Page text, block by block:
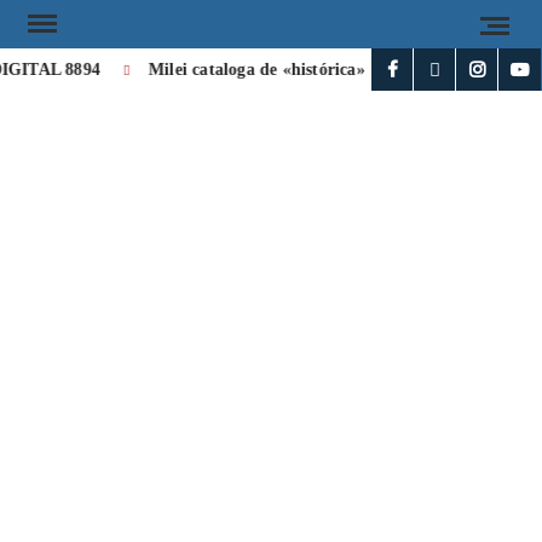
8894 Milei cataloga de «histórica» la visita de León XIV a